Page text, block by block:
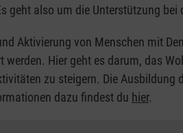
geht also um die Unterstützung bei
Aktivierung von Menschen mit
werden. Hier geht es darum, das
zu steigern. Die
dazu findest du hier.